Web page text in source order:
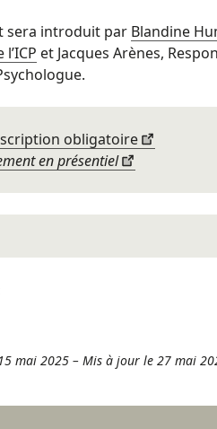
sera introduit par Blandine
et Jacques Arènes,
obligatoire
en présentiel
mai 2025 – Mis à jour le 27 mai